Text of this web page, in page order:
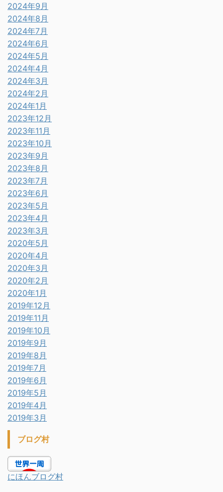
2024年9月
2024年8月
2024年7月
2024年6月
2024年5月
2024年4月
2024年3月
2024年2月
2024年1月
2023年12月
2023年11月
2023年10月
2023年9月
2023年8月
2023年7月
2023年6月
2023年5月
2023年4月
2023年3月
2020年5月
2020年4月
2020年3月
2020年2月
2020年1月
2019年12月
2019年11月
2019年10月
2019年9月
2019年8月
2019年7月
2019年6月
2019年5月
2019年4月
2019年3月
ブログ村
にほんブログ村